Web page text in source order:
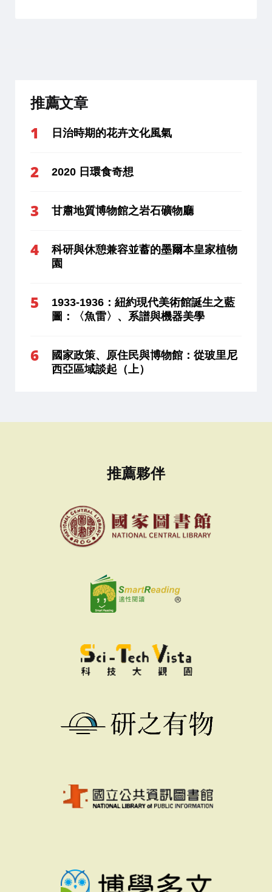
推薦文章
日治時期的花卉文化風氣
2020 日環食奇想
甘肅地質博物館之岩石礦物廳
科研與休憩兼容並蓄的墨爾本皇家植物
園
1933-1936：紐約現代美術館誕生之藍
圖：〈魚雷〉、系譜與機器美學
國家政策、原住民與博物館：從玻里尼
西亞區域談起（上）
推薦夥伴